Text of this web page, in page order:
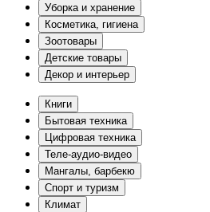
Уборка и хранение
Косметика, гигиена
Зоотовары
Детские товары
Декор и интерьер
Книги
Бытовая техника
Цифровая техника
Теле-аудио-видео
Мангалы, барбекю
Спорт и туризм
Климат